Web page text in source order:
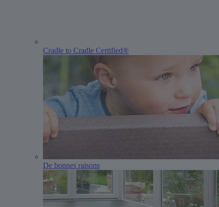
Cradle to Cradle Certified®
De bonnes raisons